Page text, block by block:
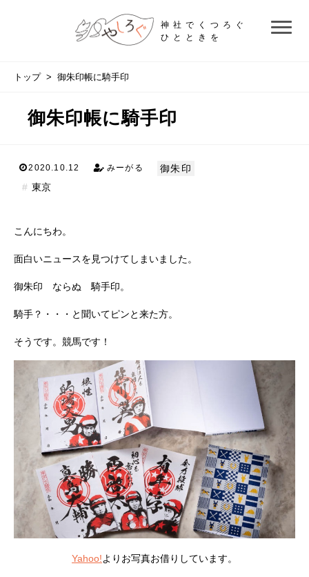
神社でくつろぐ
ひとときを
トップ> 御朱印帳に騎手印
御朱印帳に騎手印
2020.10.12 みーがる
御朱印
東京
こんにちわ。
面白いニュースを見つけてしまいました。
御朱印 ならぬ 騎手印。
騎手？・・・と聞いてピンと来た方。
そうです。競馬です！
Yahoo!よりお写真お借りしています。